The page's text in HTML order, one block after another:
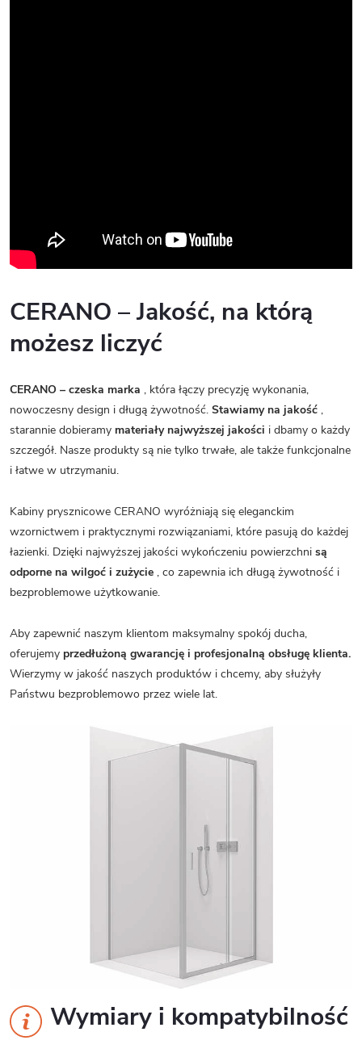
CERANO – Jakość, na którą
możesz liczyć
CERANO – czeska marka , która łączy precyzję wykonania,
nowoczesny design i długą żywotność. Stawiamy na jakość ,
starannie dobieramy materiały najwyższej jakości i dbamy o każdy
szczegół. Nasze produkty są nie tylko trwałe, ale także funkcjonalne
i łatwe w utrzymaniu.
Kabiny prysznicowe CERANO wyróżniają się eleganckim
wzornictwem i praktycznymi rozwiązaniami, które pasują do każdej
łazienki. Dzięki najwyższej jakości wykończeniu powierzchni są
odporne na wilgoć i zużycie , co zapewnia ich długą żywotność i
bezproblemowe użytkowanie.
Aby zapewnić naszym klientom maksymalny spokój ducha,
oferujemy przedłużoną gwarancję i profesjonalną obsługę klienta.
Wierzymy w jakość naszych produktów i chcemy, aby służyły
Państwu bezproblemowo przez wiele lat.
Wymiary i kompatybilność